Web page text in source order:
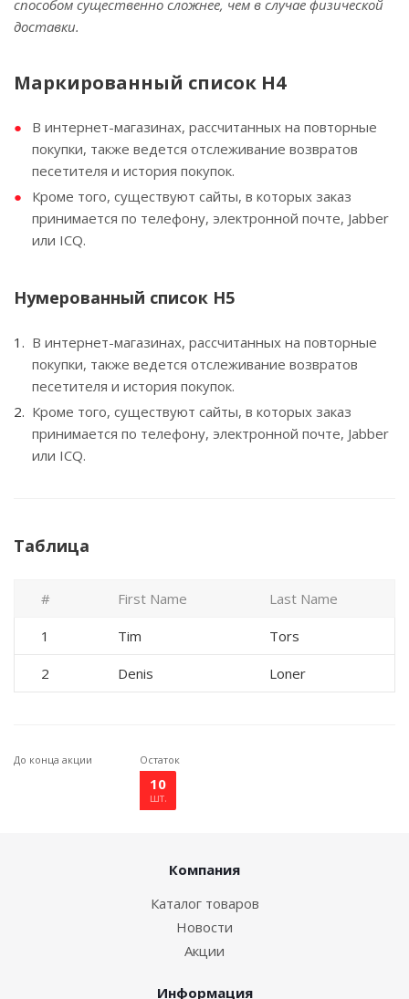
способом существенно сложнее, чем в случае физической
доставки.
Маркированный список H4
В интернет-магазинах, рассчитанных на повторные
покупки, также ведется отслеживание возвратов
песетителя и история покупок.
Кроме того, существуют сайты, в которых заказ
принимается по телефону, электронной почте, Jabber
или ICQ.
Нумерованный список H5
В интернет-магазинах, рассчитанных на повторные
покупки, также ведется отслеживание возвратов
песетителя и история покупок.
Кроме того, существуют сайты, в которых заказ
принимается по телефону, электронной почте, Jabber
или ICQ.
Таблица
# First Name Last Name
1 Tim Tors
2 Denis Loner
До конца акции Остаток
10
шт.
Компания
Каталог товаров
Новости
Акции
Информация